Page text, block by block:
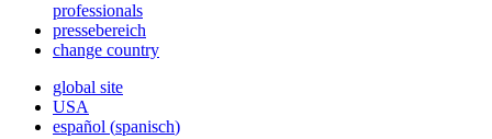
professionals
pressebereich
change country
global site
USA
español (spanisch)